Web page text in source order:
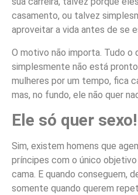
casamento, ou talvez
aproveitar a vida antes de se
O motivo não importa. Tudo o
simplesmente não está
mulheres por um tempo, fica
mas, no fundo, ele não quer
Ele só quer sexo!
Sim, existem homens que
príncipes com o único
cama. E quando conseguem,
somente quando querem